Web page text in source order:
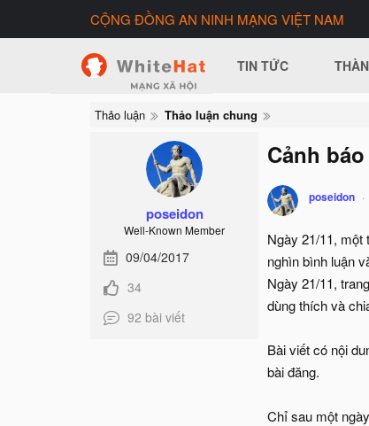
CỘNG ĐỒNG AN NINH MẠNG VIỆT NAM
TIN TỨC
Thảo luận Thảo luận chung
poseidon
Well-Known Member
09/04/2017
34
92 bài viết
Cảnh
poseidon
Ngày 21/11, một
nghìn bình luận
Ngày 21/11,
dùng thích và
Bài viết có nội
bài đăng.
Chỉ sau một